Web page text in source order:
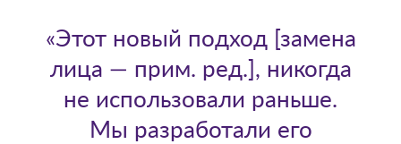
«Этот новый подход [замена
лица — прим. ред.], никогда
не использовали раньше.
Мы разработали его